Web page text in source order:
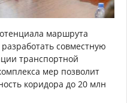
маршрута
совместную
транспортной
мер позволит
коридора до 20 млн